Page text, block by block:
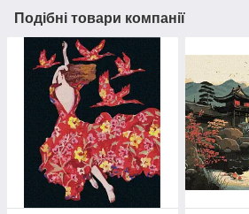
Подібні товари компанії